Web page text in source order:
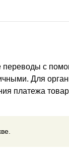
переводы с
Для
платежа